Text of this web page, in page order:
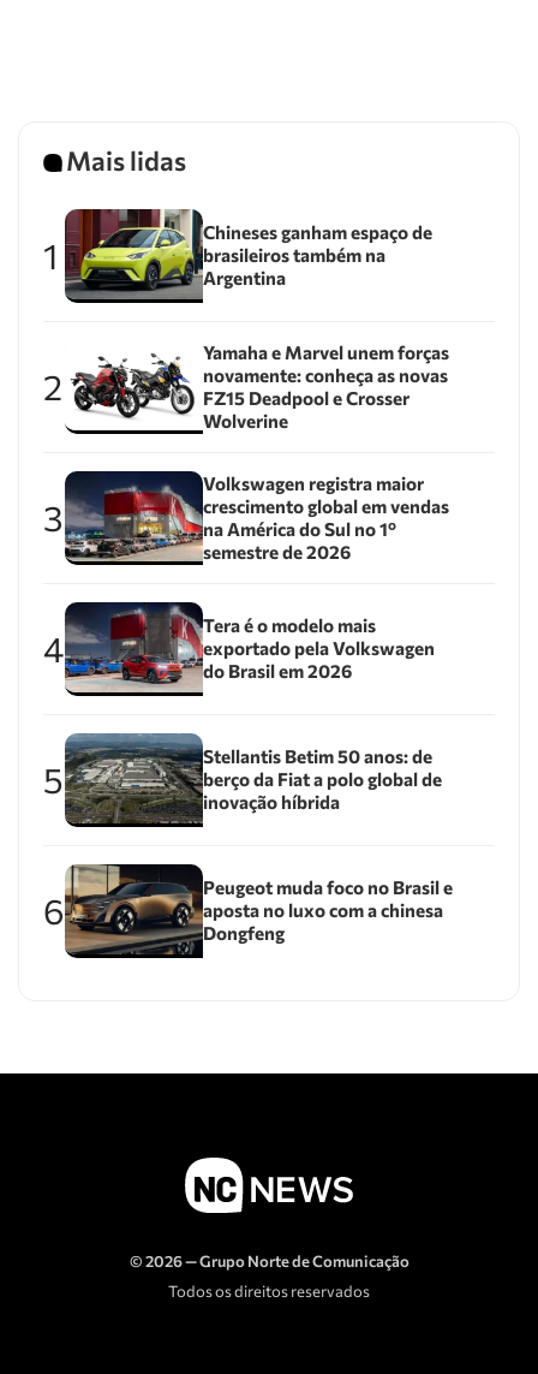
Mais lidas
1
Chineses ganham espaço de
brasileiros também na
Argentina
2
Yamaha e Marvel unem forças
novamente: conheça as novas
FZ15 Deadpool e Crosser
Wolverine
3
Volkswagen registra maior
crescimento global em vendas
na América do Sul no 1º
semestre de 2026
4
Tera é o modelo mais
exportado pela Volkswagen
do Brasil em 2026
5
Stellantis Betim 50 anos: de
berço da Fiat a polo global de
inovação híbrida
6
Peugeot muda foco no Brasil e
aposta no luxo com a chinesa
Dongfeng
© 2026 — Grupo Norte de Comunicação
Todos os direitos reservados